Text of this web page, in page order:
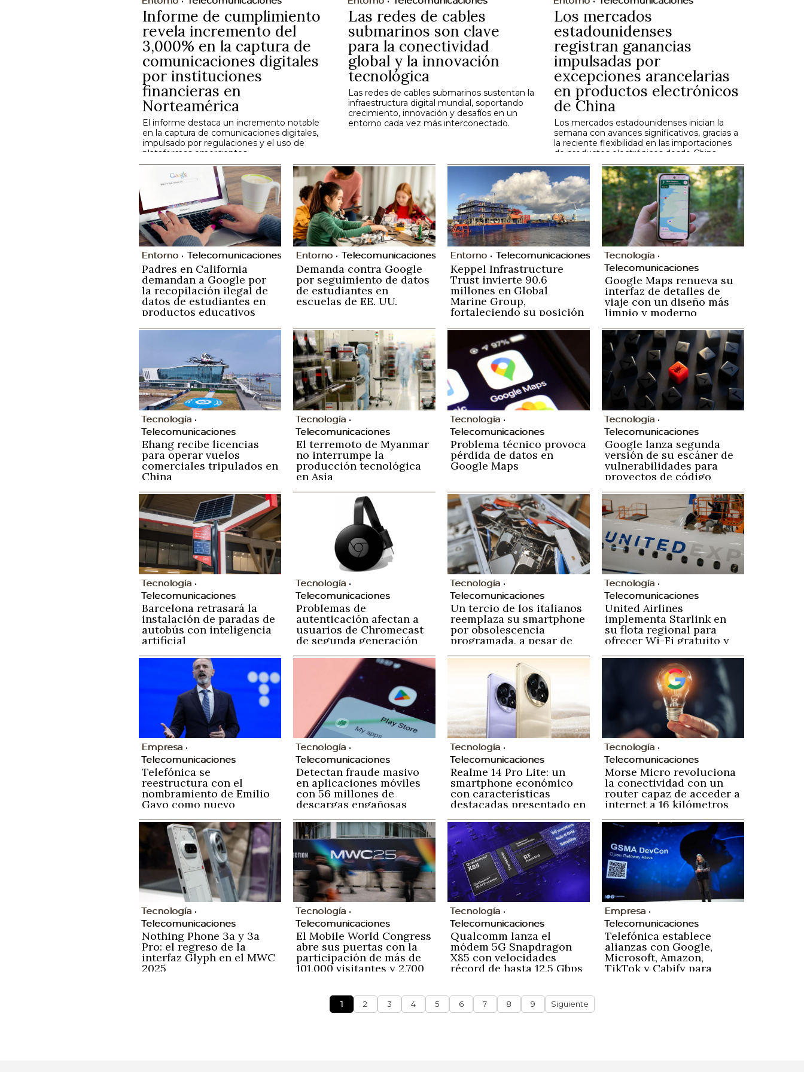
Informe de cumplimiento
revela incremento del
3,000% en la captura de
comunicaciones digitales
por instituciones
financieras en
Norteamérica
El informe destaca un incremento notable
en la captura de comunicaciones digitales,
impulsado por regulaciones y el uso de
plataformas emergentes.
Las redes de cables
submarinos son clave
para la conectividad
global y la innovación
tecnológica
Las redes de cables submarinos sustentan la
infraestructura digital mundial, soportando
crecimiento, innovación y desafíos en un
entorno cada vez más interconectado.
Los mercados
estadounidenses
registran ganancias
impulsadas por
excepciones arancelarias
en productos electrónicos
de China
Los mercados estadounidenses inician la
semana con avances significativos, gracias a
la reciente flexibilidad en las importaciones
de productos electrónicos desde China.
Entorno Telecomunicaciones
Padres en California
demandan a Google por
la recopilación ilegal de
datos de estudiantes en
productos educativos
Entorno Telecomunicaciones
Demanda contra Google
por seguimiento de datos
de estudiantes en
escuelas de EE. UU.
Entorno Telecomunicaciones
Keppel Infrastructure
Trust invierte 90.6
millones en Global
Marine Group,
fortaleciendo su posición
submarina
Tecnología
Telecomunicaciones
Google Maps renueva su
interfaz de detalles de
viaje con un diseño más
limpio y moderno
Tecnología
Telecomunicaciones
Ehang recibe licencias
para operar vuelos
comerciales tripulados en
China
Tecnología
Telecomunicaciones
El terremoto de Myanmar
no interrumpe la
producción tecnológica
en Asia
Tecnología
Telecomunicaciones
Problema técnico provoca
pérdida de datos en
Google Maps
Tecnología
Telecomunicaciones
Google lanza segunda
versión de su escáner de
vulnerabilidades para
proyectos de código
Tecnología
Telecomunicaciones
Barcelona retrasará la
instalación de paradas de
autobús con inteligencia
artificial
Tecnología
Telecomunicaciones
Problemas de
autenticación afectan a
usuarios de Chromecast
de segunda generación
Tecnología
Telecomunicaciones
Un tercio de los italianos
reemplaza su smartphone
por obsolescencia
programada, a pesar de
Tecnología
Telecomunicaciones
United Airlines
implementa Starlink en
su flota regional para
ofrecer Wi-Fi gratuito y
Empresa
Telecomunicaciones
Telefónica se
reestructura con el
nombramiento de Emilio
Gayo como nuevo
Tecnología
Telecomunicaciones
Detectan fraude masivo
en aplicaciones móviles
con 56 millones de
descargas engañosas
Tecnología
Telecomunicaciones
Realme 14 Pro Lite: un
smartphone económico
con características
destacadas presentado en
Tecnología
Telecomunicaciones
Morse Micro revoluciona
la conectividad con un
router capaz de acceder a
internet a 16 kilómetros
Tecnología
Telecomunicaciones
Nothing Phone 3a y 3a
Pro: el regreso de la
interfaz Glyph en el MWC
2025
Tecnología
Telecomunicaciones
El Mobile World Congress
abre sus puertas con la
participación de más de
101,000 visitantes y 2,700
Tecnología
Telecomunicaciones
Qualcomm lanza el
módem 5G Snapdragon
X85 con velocidades
récord de hasta 12,5 Gbps
Empresa
Telecomunicaciones
Telefónica establece
alianzas con Google,
Microsoft, Amazon,
TikTok y Cabify para
1 2 3 4 5 6 7 8 9 Siguiente